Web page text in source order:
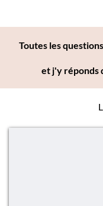
Toutes les
et j'y réponds